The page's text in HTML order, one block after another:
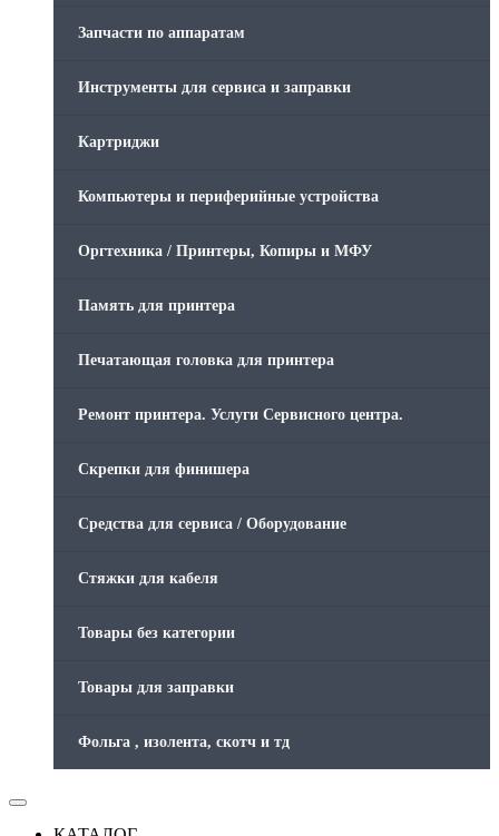
Запчасти по аппаратам
Инструменты для сервиса и заправки
Картриджи
Компьютеры и периферийные устройства
Оргтехника / Принтеры, Копиры и МФУ
Память для принтера
Печатающая головка для принтера
Ремонт принтера. Услуги Сервисного центра.
Скрепки для финишера
Средства для сервиса / Оборудование
Стяжки для кабеля
Товары без категории
Товары для заправки
Фольга , изолента, скотч и тд